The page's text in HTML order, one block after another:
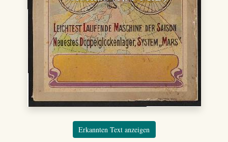
Erkannten Text anzeigen